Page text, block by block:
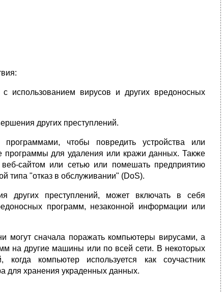
использованием вирусов и других вредоносных
других преступлений.
чтобы повредить устройства или
программы для удаления или кражи данных. Также
веб-сайтом или сетью или помешать предприятию
типа "отказ в обслуживании" (DoS).
других преступлений, может включать в себя
программ, незаконной информации или
могут сначала поражать компьютеры вирусами, а
на другие машины или по всей сети. В некоторых
когда компьютер используется как соучастник
для хранения украденных данных.